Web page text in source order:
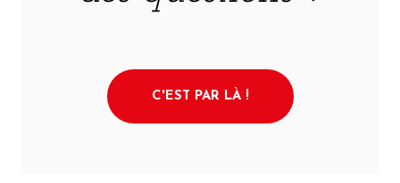
C'EST PAR LÀ !